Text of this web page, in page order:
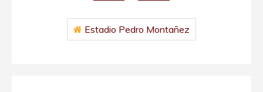
Estadio Pedro Montañez